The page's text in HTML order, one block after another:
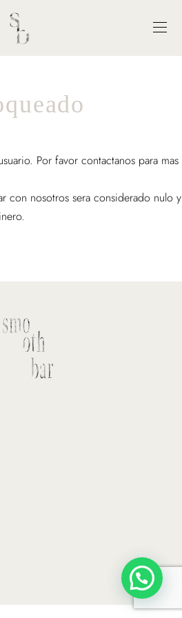
Por favor contactanos para mas
con nosotros sera considerado nulo y